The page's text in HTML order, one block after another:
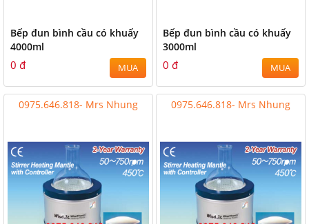
Bếp đun bình cầu có khuấy
4000ml
0 đ MUA
Bếp đun bình cầu có khuấy
3000ml
0 đ MUA
0975.646.818- Mrs Nhung 0975.646.818- Mrs Nhung